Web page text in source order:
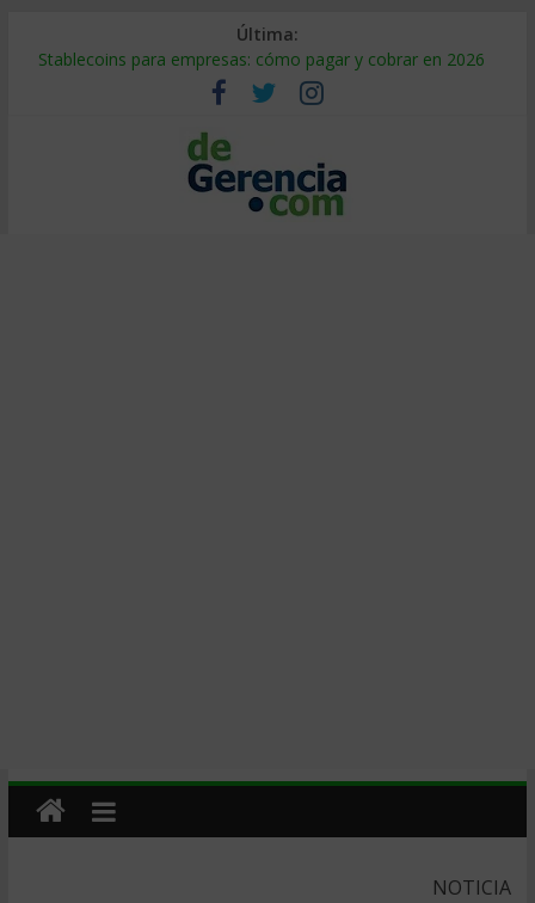
Última:
Stablecoins para empresas: cómo pagar y cobrar en 2026
Despido silencioso: qué es y por qué sale tan caro
IA en selección de personal: cómo auditarla a tiempo
Trabajo forzoso en la cadena de suministro: qué hacer
Mercado hispano de EE. UU.: cómo segmentarlo y venderle
NOTICIA